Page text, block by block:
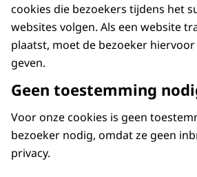
cookies die bezoekers tijdens het
websites volgen. Als een website
plaatst, moet de bezoeker
geven.
Geen toestemming
Voor onze cookies is geen
bezoeker nodig, omdat ze geen
privacy.